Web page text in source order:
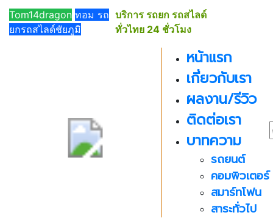
Tom14dragon ทอม รถ
ยกรถสไลด์ชัยภูมิ
บริการ รถยก รถสไลด์
ทั่วไทย 24 ชั่วโมง
หน้าแรก
เกี่ยวกับเรา
ผลงาน/รีวิว
ติดต่อเรา
บาทความ
รถยนต์
คอมพิวเตอร์
สมาร์ทโฟน
สาระทั่วไป